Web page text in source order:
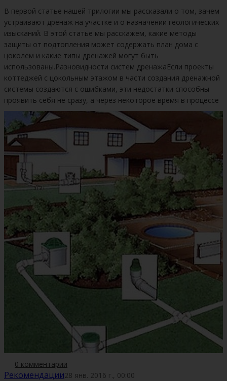
В первой статье нашей трилогии мы рассказали о том, зачем
устраивают дренаж на участке и о назначении геологических
изысканий. В этой статье мы расскажем, какие методы
защиты от подтопления может содержать план дома с
цоколем и какие типы дренажей могут быть
использованы.Разновидности систем дренажаЕсли проекты
коттеджей с цокольным этажом в части создания дренажной
системы создаются с ошибками, эти недостатки способны
проявить себя не сразу, а через некоторое время в процессе
0 комментарии
Рекомендации28 янв. 2016 г., 00:00